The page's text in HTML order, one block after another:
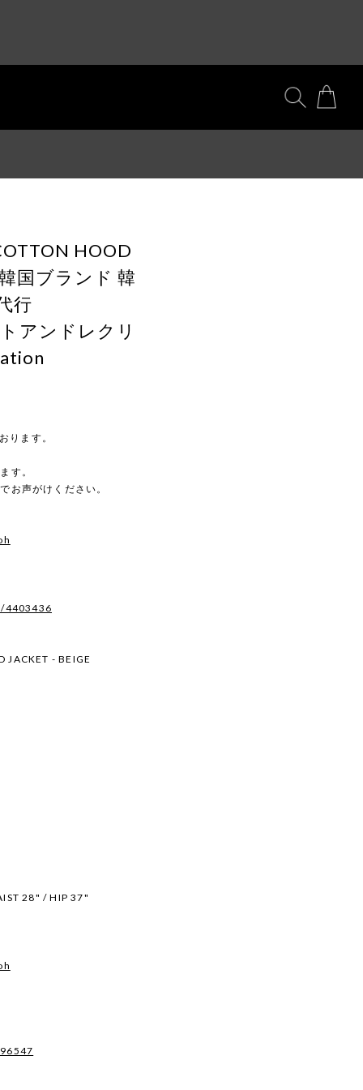
HOOD
国ブランド 韓
行
アンドレクリ
ります。
す。
お声がけください。
4403436
- BEIGE
28" / HIP 37"